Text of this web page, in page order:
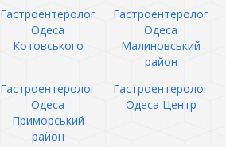
Гастроентеролог
Одеса
Котовського
Гастроентеролог
Одеса
Малиновський
район
Гастроентеролог
Одеса
Приморський
район
Гастроентеролог
Одеса Центр